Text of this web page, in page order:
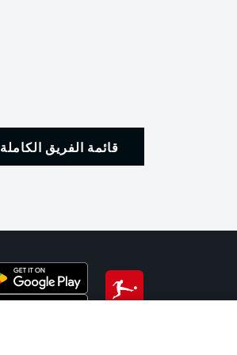
قائمة الفريق الكاملة